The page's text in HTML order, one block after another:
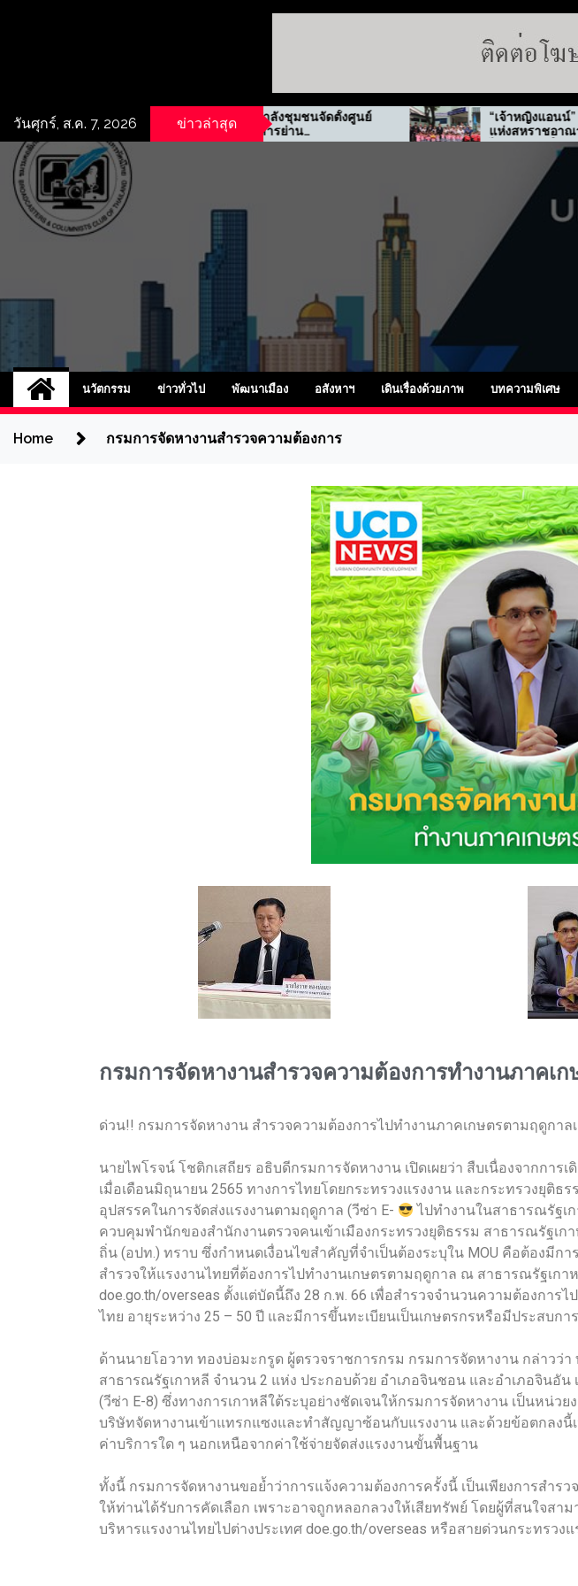
วันศุกร์, ส.ค. 7, 2026 ข่าวล่าสุด
ชิง
ลบุรี
รฟม. ผนึกกำลังชุมชนจัดตั้งศูนย์
ข้อมูลข่าวสารย่าน
ประชาสงเคราะห์
“เจ้าหญิงแอนน์” พระราชกุม
แห่งสหราชอาณาจักร เสด็จเ
ไทย-เกาหลีใต้
UCD
NEW
นวัตกรรม ข่าวทั่วไป พัฒนาเมือง อสังหาฯ เดินเรื่องด้วยภาพ บทความพิเศษ
Home กรมการจัดหางานสำรวจความต้องการ
กรมการจัดหางานสำรวจความต้องการทำงานภาคเก
ด่วน!! กรมการจัดหางาน สำรวจความต้องการไปทำงานภาคเกษตรตามฤดูกาล
นายไพโรจน์ โชติกเสถียร อธิบดีกรมการจัดหางาน เปิดเผยว่า สืบเนื่องจากการ
เมื่อเดือนมิถุนายน 2565 ทางการไทยโดยกระทรวงแรงงาน และกระทรวงยุ
อุปสรรคในการจัดส่งแรงงานตามฤดูกาล (วีซ่า E-
ไปทำงานในสาธารณรัฐเ
ควบคุมพำนักของสำนักงานตรวจคนเข้าเมืองกระทรวงยุติธรรม สาธารณรัฐเ
ถิ่น (อปท.) ทราบ ซึ่งกำหนดเงื่อนไขสำคัญที่จำเป็นต้องระบุใน MOU คือต้องมีก
สำรวจให้แรงงานไทยที่ต้องการไปทำงานเกษตรตามฤดูกาล ณ สาธารณรัฐเก
doe.go.th/overseas ตั้งแต่บัดนี้ถึง 28 ก.พ. 66 เพื่อสำรวจจำนวนความต้องก
ไทย อายุระหว่าง 25 – 50 ปี และมีการขึ้นทะเบียนเป็นเกษตรกรหรือมีประสบก
ด้านนายโอวาท ทองบ่อมะกรูด ผู้ตรวจราชการกรม กรมการจัดหางาน กล่าวว่
สาธารณรัฐเกาหลี จำนวน 2 แห่ง ประกอบด้วย อำเภอจินชอน และอำเภอจินอั
(วีซ่า E-8) ซึ่งทางการเกาหลีใต้ระบุอย่างชัดเจนให้กรมการจัดหางาน เป็นหน่
บริษัทจัดหางานเข้าแทรกแซงและทำสัญญาซ้อนกับแรงงาน และด้วยข้อตกลง
ค่าบริการใด ๆ นอกเหนือจากค่าใช้จ่ายจัดส่งแรงงานขั้นพื้นฐาน
ทั้งนี้ กรมการจัดหางานขอย้ำว่าการแจ้งความต้องการครั้งนี้ เป็นเพียงการสำร
ให้ท่านได้รับการคัดเลือก เพราะอาจถูกหลอกลวงให้เสียทรัพย์ โดยผู้ที่สนใจสา
บริหารแรงงานไทยไปต่างประเทศ doe.go.th/overseas หรือสายด่วนกระทรวง